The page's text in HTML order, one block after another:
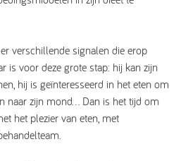
verschillende signalen die erop
is voor deze grote stap: hij kan zijn
hij is geïnteresseerd in het eten om
naar zijn mond... Dan is het tijd om
het plezier van eten, met